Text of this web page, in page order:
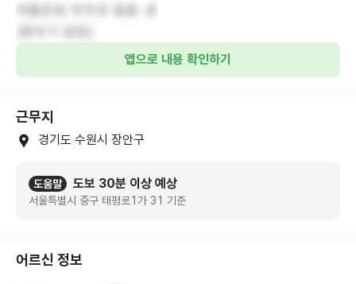
앱으로 내용 확인하기
근무지
경기도 수원시 장안구
도움말 도보 30분 이상 예상
서울특별시 중구 태평로1가 31 기준
어르신 정보